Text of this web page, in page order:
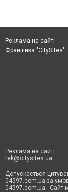
Реклама на сайті
Франшиза "CitySites"
Реклама на сайті:
rek@citysites.ua
Допускається
04597.com.ua за
04597.com.ua - Сайт